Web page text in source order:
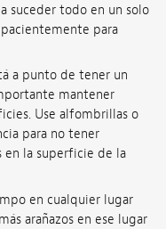
suceder todo en un solo
para
a punto de tener un
mantener
Use alfombrillas o
para no tener
en la superficie de la
en cualquier lugar
arañazos en ese lugar